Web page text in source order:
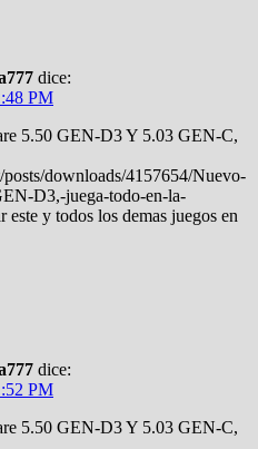
dice:
PM
5.50 GEN-D3 Y 5.03 GEN-C,
downloads/4157654/Nuevo-
D3,-juega-todo-en-la-
y todos los demas juegos en
dice:
PM
5.50 GEN-D3 Y 5.03 GEN-C,